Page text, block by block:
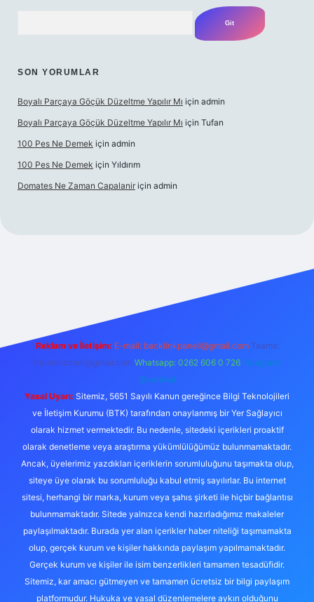
SON YORUMLAR
Boyalı Parçaya Göçük Düzeltme Yapılır Mı için admin
Boyalı Parçaya Göçük Düzeltme Yapılır Mı için Tufan
100 Pes Ne Demek için admin
100 Pes Ne Demek için Yıldırım
Domates Ne Zaman Capalanir için admin
Reklam ve İletişim: E-mail: backlinkpaneli@gmail.com Teams:
forumhizmeti@gmail.com Whatsapp: 0262 606 0 726 Telegram:
@karabul
Yasal Uyarı: Sitemiz, 5651 Sayılı Kanun gereğince Bilgi Teknolojileri
ve İletişim Kurumu (BTK) tarafından onaylanmış bir Yer Sağlayıcı
olarak hizmet vermektedir. Bu nedenle, sitedeki içerikleri proaktif
olarak denetleme veya araştırma yükümlülüğümüz bulunmamaktadır.
Ancak, üyelerimiz yazdıkları içeriklerin sorumluluğunu taşımakta olup,
siteye üye olarak bu sorumluluğu kabul etmiş sayılırlar. Bu internet
sitesi, herhangi bir marka, kurum veya şahıs şirketi ile hiçbir bağlantısı
bulunmamaktadır. Sitede yalnızca kendi hazırladığımız makaleler
paylaşılmaktadır. Burada yer alan içerikler haber niteliği taşımamakta
olup, gerçek kurum ve kişiler hakkında paylaşım yapılmamaktadır.
Gerçek kurum ve kişiler ile isim benzerlikleri tamamen tesadüfidir.
Sitemiz, kar amacı gütmeyen ve tamamen ücretsiz bir bilgi paylaşım
platformudur. Hukuka ve yasal düzenlemelere aykırı olduğunu